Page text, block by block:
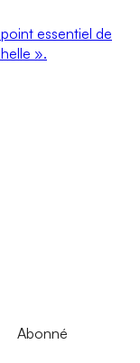
essentiel de
».
Abonné